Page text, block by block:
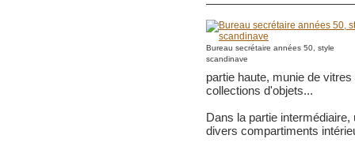
Bureau secrétaire années 50, style
scandinave
partie haute, munie de
collections d'objets...
Dans la partie
divers compartiments